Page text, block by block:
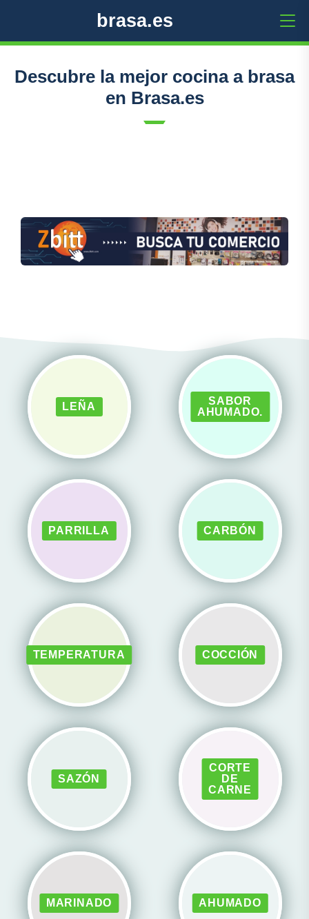
brasa.es
Descubre la mejor cocina a brasa
en Brasa.es
LEÑA
SABOR
AHUMADO.
PARRILLA CARBÓN
TEMPERATURA COCCIÓN
SAZÓN
CORTE
DE
CARNE
MARINADO AHUMADO